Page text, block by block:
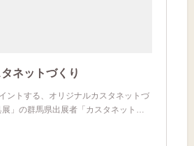
ネットづくり
ントする、オリジナルカスタネットづ
」の群馬県出展者「カスタネット…